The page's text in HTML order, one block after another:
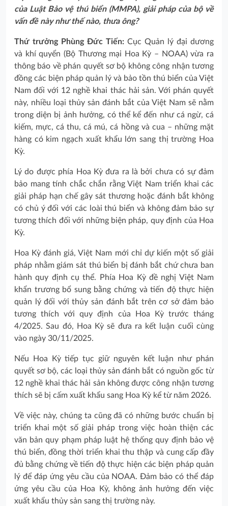
của Luật Bảo vệ thú biển (MMPA), giải pháp của bộ về
vấn đề này như thế nào, thưa ông?
Thứ trưởng Phùng Đức Tiến: Cục Quản lý đại dương
và khí quyển (Bộ Thương mại Hoa Kỳ – NOAA) vừa ra
thông báo về phán quyết sơ bộ không công nhận tương
đồng các biện pháp quản lý và bảo tồn thú biển của Việt
Nam đối với 12 nghề khai thác hải sản. Với phán quyết
này, nhiều loại thủy sản đánh bắt của Việt Nam sẽ nằm
trong diện bị ảnh hưởng, có thể kể đến như cá ngừ, cá
kiếm, mực, cá thu, cá mú, cá hồng và cua – những mặt
hàng có kim ngạch xuất khẩu lớn sang thị trường Hoa
Kỳ.
Lý do được phía Hoa Kỳ đưa ra là bởi chưa có sự đảm
bảo mang tính chắc chắn rằng Việt Nam triển khai các
giải pháp hạn chế gây sát thương hoặc đánh bắt không
có chủ ý đối với các loài thú biển và không đảm bảo sự
tương thích đối với những biện pháp, quy định của Hoa
Kỳ.
Hoa Kỳ đánh giá, Việt Nam mới chỉ dự kiến một số giải
pháp nhằm giám sát thú biển bị đánh bắt chứ chưa ban
hành quy định cụ thể. Phía Hoa Kỳ đề nghị Việt Nam
khẩn trương bổ sung bằng chứng và tiến độ thực hiện
quản lý đối với thủy sản đánh bắt trên cơ sở đảm bảo
tương thích với quy định của Hoa Kỳ trước tháng
4/2025. Sau đó, Hoa Kỳ sẽ đưa ra kết luận cuối cùng
vào ngày 30/11/2025.
Nếu Hoa Kỳ tiếp tục giữ nguyên kết luận như phán
quyết sơ bộ, các loại thủy sản đánh bắt có nguồn gốc từ
12 nghề khai thác hải sản không được công nhận tương
thích sẽ bị cấm xuất khẩu sang Hoa Kỳ kể từ năm 2026.
Về việc này, chúng ta cũng đã có những bước chuẩn bị
triển khai một số giải pháp trong việc hoàn thiện các
văn bản quy phạm pháp luật hệ thống quy định bảo vệ
thú biển, đồng thời triển khai thu thập và cung cấp đầy
đủ bằng chứng về tiến độ thực hiện các biện pháp quản
lý để đáp ứng yêu cầu của NOAA. Đảm bảo có thể đáp
ứng yêu cầu của Hoa Kỳ, không ảnh hưởng đến việc
xuất khẩu thủy sản sang thị trường này.